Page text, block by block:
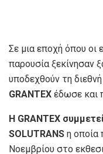
Σε μια εποχή όπου οι
παρουσία ξεκίνησαν
υποδεχθούν τη
GRANTEX έδωσε και
Η GRANTEX
SOLUTRANS η οποία
Νοεμβρίου στο